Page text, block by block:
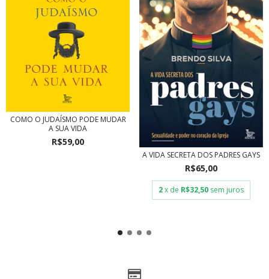
COMO O JUDAÍSMO PODE MUDAR
A SUA VIDA
R$59,00
A VIDA SECRETA DOS PADRES GAYS
R$65,00
2x de R$32,50 sem juros